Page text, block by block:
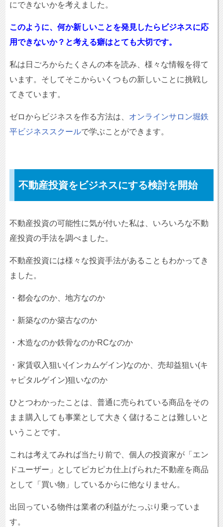
にできないかを考えました。
このように、何か新しいことを発見したらビジネスに応
用できないか？と考える癖はとても大切です。
私は日ごろからたくさんの本を読み、様々な情報を得て
います。そしてそこからいくつもの新しいことに挑戦し
てきています。
ゼロからビジネスを作る方法は、 オンラインサロン堀鉄
平ビジネススクールで学ぶことができます。
不動産投資をビジネスにする検討を開始
不動産投資の可能性に気が付いた私は、いろいろな不動
産投資の手法を調べました。
不動産投資には様々な投資手法があることもわかってき
ました。
・都会なのか、地方なのか
・新築なのか築古なのか
・木造なのか鉄骨なのかRCなのか
・家賃収入狙い(インカムゲイン)なのか、売却益狙い(キ
ャピタルゲイン)狙いなのか
ひとつわかったことは、普通に売られている商品をその
まま購入しても事業として大きく儲けることは難しいと
いうことです。
これは考えてみれば当たり前で、個人の投資家が「エン
ドユーザー」としてピカピカ仕上げられた不動産を商品
として「買い物」しているからに他なりません。
出回っている物件は業者の利益がたっぷり乗っていま
す。